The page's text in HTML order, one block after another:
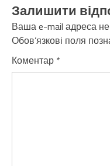
Залишити
Ваша e-mail адреса
Обов’язкові поля
Коментар *